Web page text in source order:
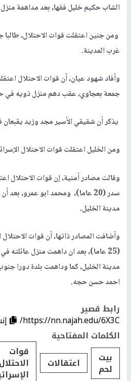
الشاب حكيم خليل فقها، بعد مداهمة
ومن جنين اعتقلت قوات الاحتلال،
غرب المدينة.
وأفاد شهود عيان، أن قوات الاحتلال
جمعة بعجاوي، عقب دهم منزل ذويه في حي
يذكر أن شقيقي الأسير مجد وزيد
ومن الخليل اعتقلت قوات الاحتلال
وقالت مصادر أمنية، إن قوات الاحتلال
سدر (20 عاما)، ومحمد ابو عمرو،
مدينة الخليل.
وأضافت المصادر ذاتها، أن قوات
(25 عاما)، بعد ان داهمت منزل
مدينة الخليل، كما وداهمت بلدة دورا
احمد حسن حجه.
رابط قصير
https://nn.najah.edu/6X3C/
الكلمات المفتاحية
بيت
لحم اعتقالات
قوات
الاحتلال